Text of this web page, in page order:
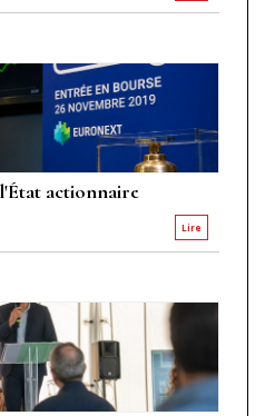
actionnaire
Lire